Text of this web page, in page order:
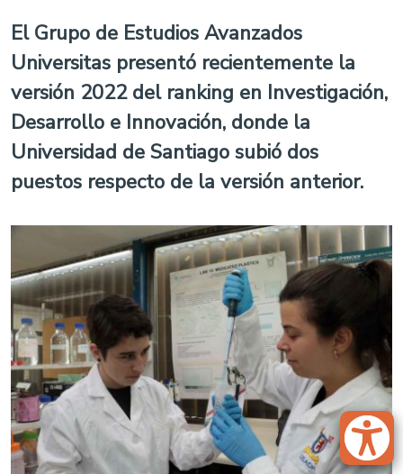
El Grupo de Estudios Avanzados
Universitas presentó recientemente la
versión 2022 del ranking en Investigación,
Desarrollo e Innovación, donde la
Universidad de Santiago subió dos
puestos respecto de la versión anterior.